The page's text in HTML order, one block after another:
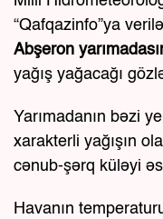
“Qafqazinfo”ya
Abşeron
yağış yağacağı
Yarımadanın bəzi
xarakterli yağışın
cənub-şərq küləyi
Havanın